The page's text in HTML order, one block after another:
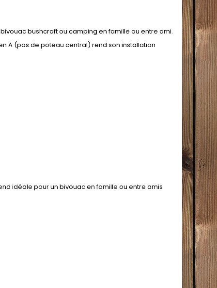
bushcraft ou camping en famille ou entre ami.
A (pas de poteau central) rend son installation
idéale pour un bivouac en famille ou entre amis